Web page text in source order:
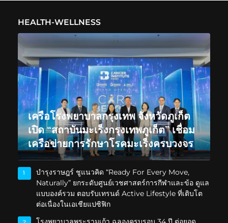
HEALTH-WELLNESS
เครือโรงพยาบาลกรุงเทพ จังหวัดภูเก็ต
เปิด “สถาบันมะเร็งกรุงเทพภูเก็ต” เชื่อม
เครือข่ายการรักษาโรคมะเร็งครบวงจร
1
บำรุงราษฎร์ ชูแนวคิด “Ready For Every Move,
Naturally” ยกระดับศูนย์เวชศาสตร์การกีฬาและข้อ ดูแล
แบบองค์รวม ตอบรับเทรนด์ Active Lifestyle ที่เติบโต
ต่อเนื่องในเอเชียแปซิฟิก